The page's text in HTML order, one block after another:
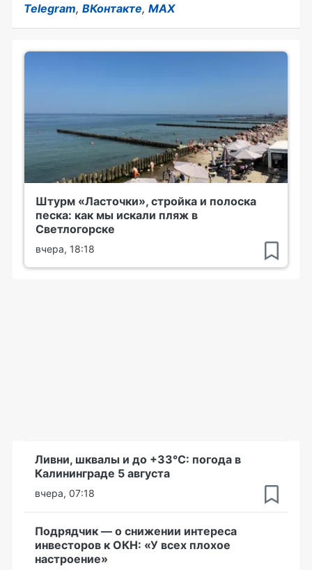
Telegram, ВКонтакте, MAX
Штурм «Ласточки», стройка и полоска
песка: как мы искали пляж в
Светлогорске
вчера, 18:18
Ливни, шквалы и до +33°С: погода в
Калининграде 5 августа
вчера, 07:18
Подрядчик — о снижении интереса
инвесторов к ОКН: «У всех плохое
настроение»